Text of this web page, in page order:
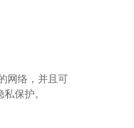
网络，并且可
保护。